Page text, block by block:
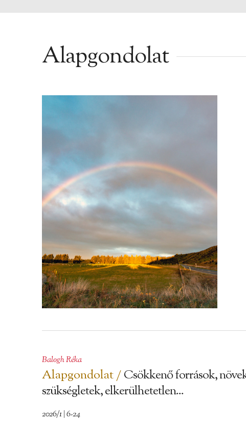
Alapgondolat
Balogh Réka
Alapgondolat /Csökkenő források,
szükségletek, elkerülhetetlen...
2026/1 | 6-24